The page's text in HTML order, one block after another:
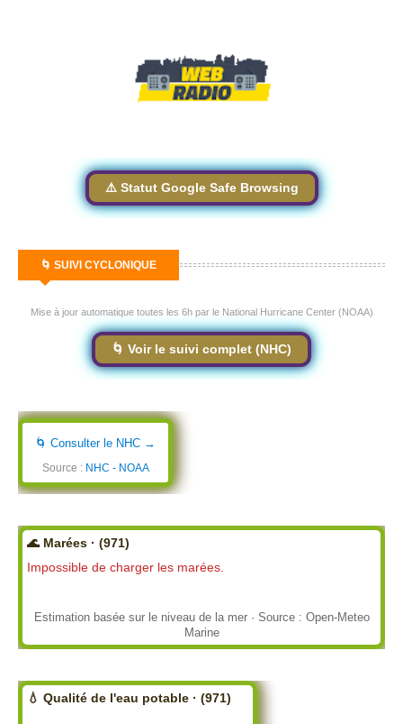
⚠️ Statut Google Safe Browsing
🌀 SUIVI CYCLONIQUE
Mise à jour automatique toutes les 6h par le National Hurricane Center (NOAA)
🌀 Voir le suivi complet (NHC)
🌀 Consulter le NHC →
Source : NHC - NOAA
🌊 Marées · (971)
Impossible de charger les marées.
Estimation basée sur le niveau de la mer · Source : Open-Meteo
Marine
💧 Qualité de l'eau potable · (971)